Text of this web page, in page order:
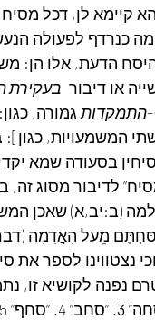
קיימא לן, דכל
כנרדף לפעולה
הדעת, אלו הן:
או דיבור בעקירת
התמקדות גמורה,
המשמעויות, כגון]:
בסעודה שמא
לדיבור מסוג זה,
(ב:יב,א) שאכן
מֵעַל הָאֲדָמָה
נצטווינו לספר את
נפנה לקושיא זו,
3. “סחב” 4. “סחף” 5. “סחר” 6. “סחש” 7. “כסח” 8. “פסח”. ונראה להציע שמשותף לכולן עניני